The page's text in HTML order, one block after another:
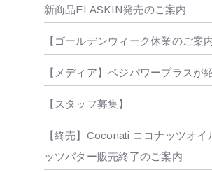
新商品ELASKIN発売のご案内
【ゴールデンウィーク休業のご案内
【メディア】ベジパワープラスが
【スタッフ募集】
【終売】Coconati ココナッツオイ
ッツバター販売終了のご案内